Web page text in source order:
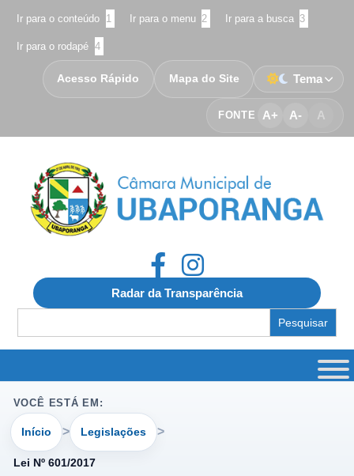
Ir para o conteúdo 1 Ir para o menu 2 Ir para a busca 3
Ir para o rodapé 4
FONTE A+ A- A
Acesso Rápido Mapa do Site Tema
Radar da Transparência
for:
VOCÊ ESTÁ EM:
Início Legislações
Lei Nº 601/2017